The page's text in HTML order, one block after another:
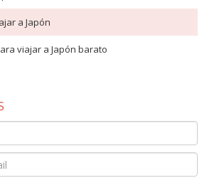
a Japón
viajar a Japón barato